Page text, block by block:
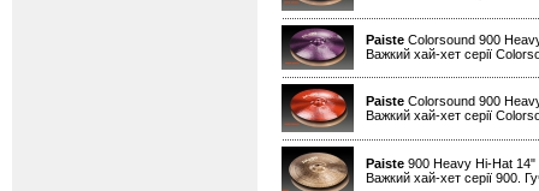
Paiste Colorsound 900
Важкий хай-хет серії
Paiste Colorsound 900
Важкий хай-хет серії
Paiste 900 Heavy Hi-Hat 14"
Важкий хай-хет серії 900.